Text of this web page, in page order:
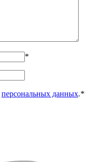
*
персональных данных.*